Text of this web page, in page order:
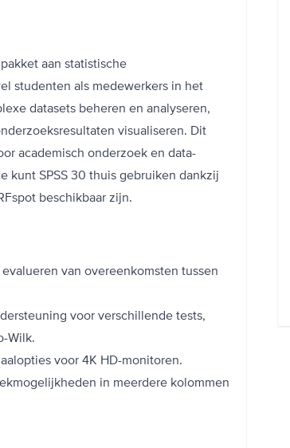
aan statistische
studenten als medewerkers in het
datasets beheren en analyseren,
visualiseren. Dit
academisch onderzoek en data-
kunt SPSS 30 thuis gebruiken dankzij
beschikbaar zijn.
van overeenkomsten tussen
voor verschillende tests,
Wilk.
voor 4K HD-monitoren.
in meerdere kolommen